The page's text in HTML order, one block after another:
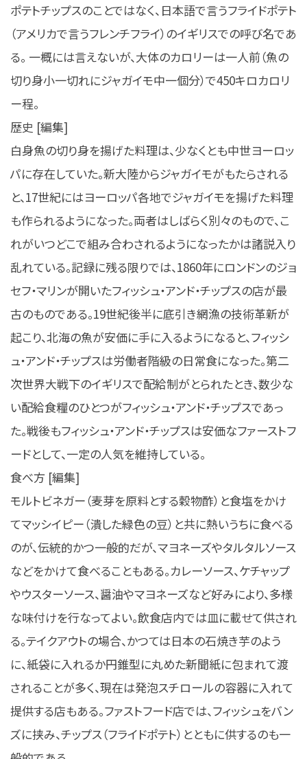
ポテトチップスのことではなく、日本語で言うフライドポテト
（アメリカで言うフレンチフライ）のイギリスでの呼び名であ
る。 一概には言えないが、大体のカロリーは一人前（魚の
切り身小一切れにジャガイモ中一個分）で450キロカロリ
ー程。
歴史 [編集]
白身魚の切り身を揚げた料理は、少なくとも中世ヨーロッ
パに存在していた。新大陸からジャガイモがもたらされる
と、17世紀にはヨーロッパ各地でジャガイモを揚げた料理
も作られるようになった。両者はしばらく別々のもので、こ
れがいつどこで組み合わされるようになったかは諸説入り
乱れている。記録に残る限りでは、1860年にロンドンのジョ
セフ・マリンが開いたフィッシュ・アンド・チップスの店が最
古のものである。19世紀後半に底引き網漁の技術革新が
起こり、北海の魚が安価に手に入るようになると、フィッシ
ュ・アンド・チップスは労働者階級の日常食になった。第二
次世界大戦下のイギリスで配給制がとられたとき、数少な
い配給食糧のひとつがフィッシュ・アンド・チップスであっ
た。戦後もフィッシュ・アンド・チップスは安価なファーストフ
ードとして、一定の人気を維持している。
食べ方 [編集]
モルトビネガー（麦芽を原料とする穀物酢）と食塩をかけ
てマッシイピー（潰した緑色の豆）と共に熱いうちに食べる
のが、伝統的かつ一般的だが、マヨネーズやタルタルソース
などをかけて食べることもある。カレーソース、ケチャップ
やウスターソース、醤油やマヨネーズなど好みにより、多様
な味付けを行なってよい。飲食店内では皿に載せて供され
る。テイクアウトの場合、かつては日本の石焼き芋のよう
に、紙袋に入れるか円錐型に丸めた新聞紙に包まれて渡
されることが多く、現在は発泡スチロールの容器に入れて
提供する店もある。ファストフード店では、フィッシュをバン
ズに挟み、チップス（フライドポテト）とともに供するのも一